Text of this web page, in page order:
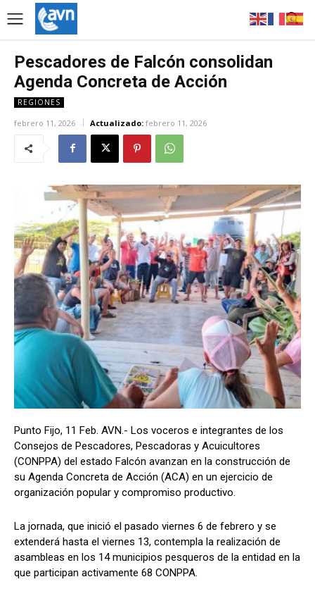
Pescadores de Falcón consolidan
Agenda Concreta de Acción
REGIONES
febrero 11, 2026 Actualizado: febrero 11, 2026
Punto Fijo, 11 Feb. AVN.- Los voceros e integrantes de los
Consejos de Pescadores, Pescadoras y Acuicultores
(CONPPA) del estado Falcón avanzan en la construcción de
su Agenda Concreta de Acción (ACA) en un ejercicio de
organización popular y compromiso productivo.
La jornada, que inició el pasado viernes 6 de febrero y se
extenderá hasta el viernes 13, contempla la realización de
asambleas en los 14 municipios pesqueros de la entidad en la
que participan activamente 68 CONPPA.